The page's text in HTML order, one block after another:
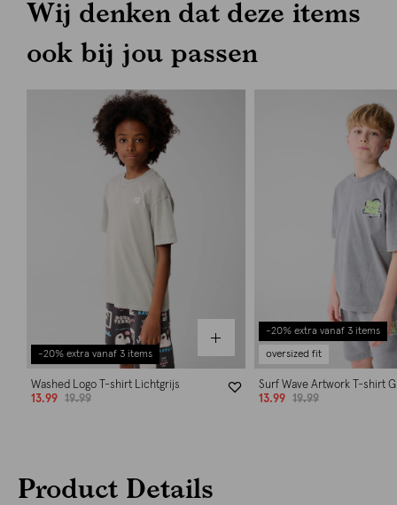
Wij denken dat deze items
ook bij jou passen
-20% extra vanaf 3 items
Washed Logo T-shirt Lichtgrijs
13.99
19.99
-20% extra vanaf 3 items
oversized fit
Surf Wave Artwork T-shirt
13.99
19.99
Product Details